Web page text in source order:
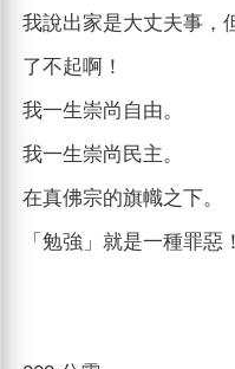
我說出家是大丈夫事，
了不起啊！
我一生崇尚自由。
我一生崇尚民主。
在真佛宗的旗幟之下。
「勉強」就是一種罪惡！